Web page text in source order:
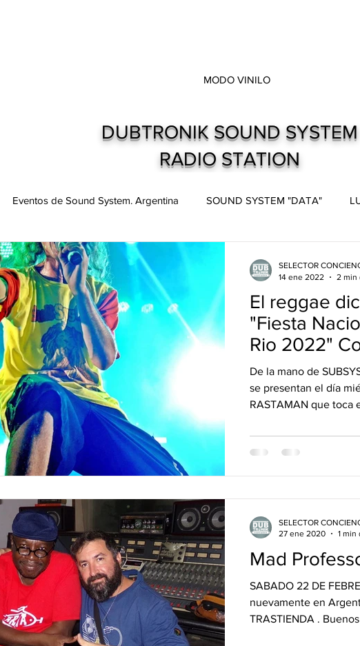
MODO VINILO
DUBTRONIK SOUND SYSTEM
RADIO STATION
Eventos de Sound System. Argentina SOUND SYSTEM "DATA"
Mixtapes Live and direct. Shows. Recitales.
Nuevos Lanzamientos. DUB&BUD
El reggae
"Fiesta
Rio 2022"
Uruguay.
De la mano de
se presentan el día
RASTAMAN que toca
SELECTOR
14 ene 2022
2 min
Mad
SABADO 22 DE
nuevamente en Argentina. MAD
TRASTIENDA .
SELECTOR
27 ene 2020
1 min